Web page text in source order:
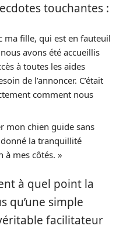
touchantes :
ma fille, qui est en fauteuil
avons été accueillis
à toutes les aides
de l’annoncer. C’était
comment nous
mon chien guide sans
donné la tranquillité
à mes côtés. »
à quel point la
qu’une simple
facilitateur